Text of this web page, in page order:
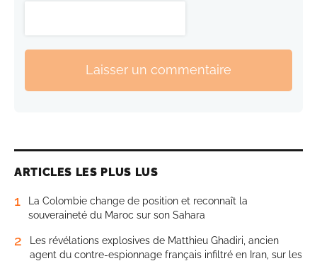
Laisser un commentaire
ARTICLES LES PLUS LUS
1
La Colombie change de position et reconnaît la
souveraineté du Maroc sur son Sahara
2
Les révélations explosives de Matthieu Ghadiri, ancien
agent du contre-espionnage français infiltré en Iran, sur les